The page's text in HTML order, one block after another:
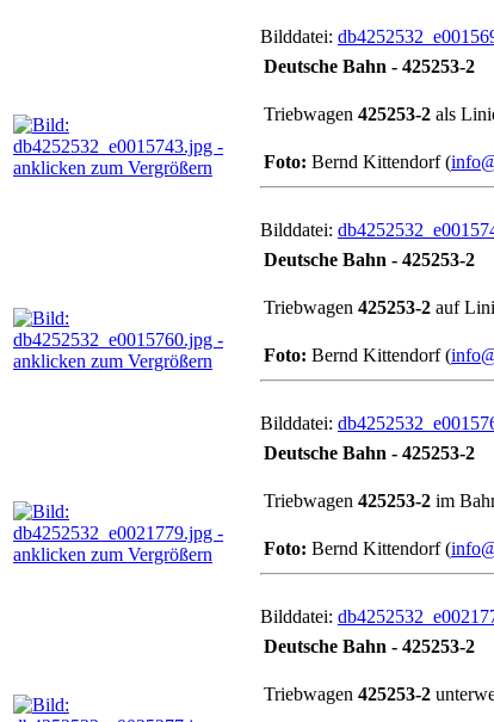
Bilddatei:
Deutsche Bahn - 425253-2
Triebwagen 425253-2 als
Foto: Bernd Kittendorf (
Bilddatei:
Deutsche Bahn - 425253-2
Triebwagen 425253-2 auf
Foto: Bernd Kittendorf (
Bilddatei:
Deutsche Bahn - 425253-2
Triebwagen 425253-2 im
Foto: Bernd Kittendorf (
Bilddatei:
Deutsche Bahn - 425253-2
Triebwagen 425253-2